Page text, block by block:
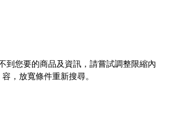
到您要的商品及資訊，請嘗試調整限縮內
容，放寬條件重新搜尋。